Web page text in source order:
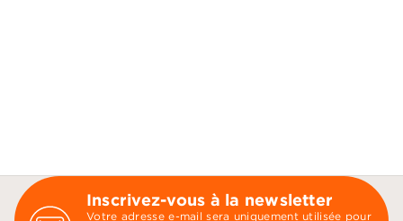
Inscrivez-vous à la newsletter
Votre adresse e-mail sera uniquement utilisée pour